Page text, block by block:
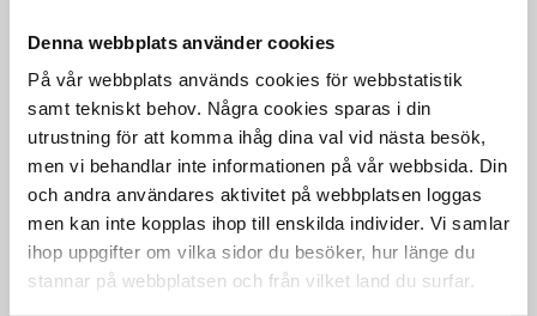
Denna webbplats använder cookies
På vår webbplats används cookies för webbstatistik
samt tekniskt behov. Några cookies sparas i din
utrustning för att komma ihåg dina val vid nästa besök,
men vi behandlar inte informationen på vår webbsida. Din
och andra användares aktivitet på webbplatsen loggas
men kan inte kopplas ihop till enskilda individer. Vi samlar
ihop uppgifter om vilka sidor du besöker, hur länge du
stannar på webbplatsen och från vilket land du surfar.
miljontals bedrägeriförsök genom
”spoofing”!
Telekomoperatörerna Telia, Tele2, Telenor och
Tre har i ett samarbetsprojekt med...
Läs mer om denna Press
Law 4 October, 2023